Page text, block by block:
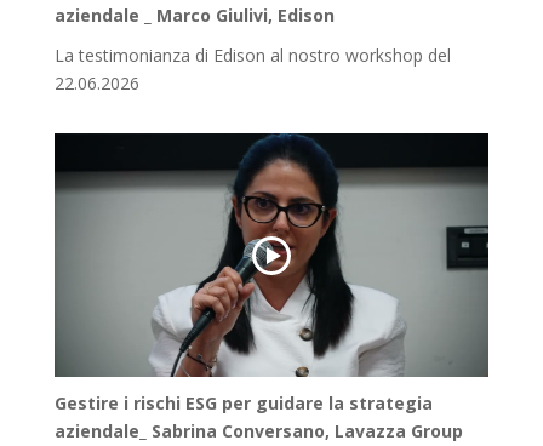
aziendale _ Marco Giulivi, Edison
La testimonianza di Edison al nostro workshop del
22.06.2026
Gestire i rischi ESG per guidare la strategia
aziendale_ Sabrina Conversano, Lavazza Group